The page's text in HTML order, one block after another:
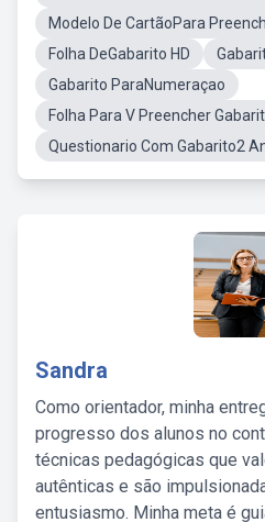
Modelo De CartãoPara
Folha DeGabarito HD
Gabarito ParaNumeraçao
Folha Para V Preencher
Questionario Com Gabarito2
Sandra
Como orientador, minha
progresso dos alunos no
técnicas pedagógicas que
autênticas e são
entusiasmo. Minha meta é